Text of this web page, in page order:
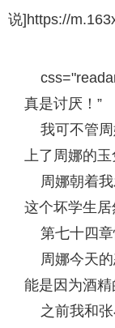
说]https://
真是讨厌！”
我可不管周
上了周娜的玉
周娜朝着我
这个坏学生
第七十四章
周娜今天的
能是因为酒精
之前我和张